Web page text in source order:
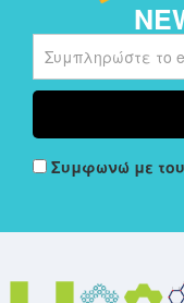
Συμφωνώ με